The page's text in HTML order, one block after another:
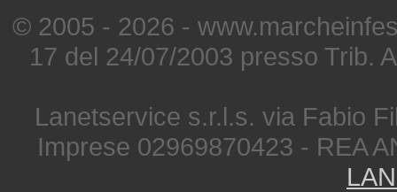
© 2005 - 2026 -
17 del 24/07/2003 presso Trib.
Lanetservice s.r.l.s. via Fabio
Imprese 02969870423 - REA